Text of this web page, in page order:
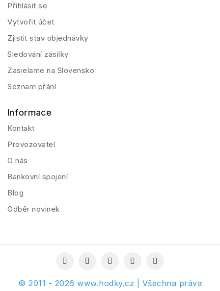
Přihlásit se
Vytvořit účet
Zjistit stav objednávky
Sledování zásilky
Zasielame na Slovensko
Seznam přání
Informace
Kontakt
Provozovatel
O nás
Bankovní spojení
Blog
Odběr novinek
© 2011 - 2026 www.hodky.cz | Všechna práva